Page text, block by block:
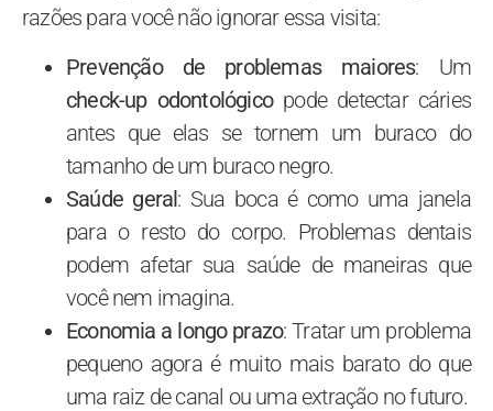
razões para você não ignorar essa visita:
Prevenção de problemas maiores: Um
check-up odontológicopode detectar cáries
antes que elas se tornem um buraco do
tamanho de um buraco negro.
Saúde geral: Sua boca é como uma janela
para o resto do corpo. Problemas dentais
podem afetar sua saúde de maneiras que
você nem imagina.
Economia a longo prazo: Tratar um problema
pequeno agora é muito mais barato do que
uma raiz de canal ou uma extração no futuro.